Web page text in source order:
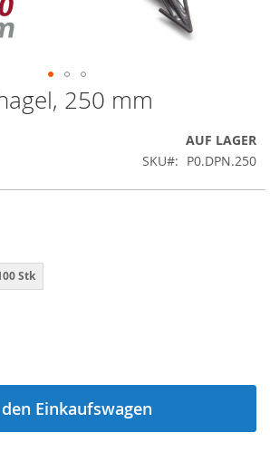
250 mm
AUF LAGER
SKU
P0.DPN.250
Stk
Einkaufswagen